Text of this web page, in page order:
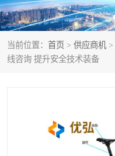
当前位置： 首页 > 供应商机 >
线咨询 提升安全技术装备
ART认证
巴西认证